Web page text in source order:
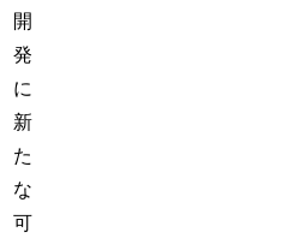
開
発
に
新
た
な
可